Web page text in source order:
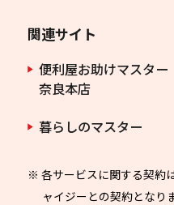
関連サイト
便利屋お助けマスター
奈良本店
暮らしのマスター
※ 各サービスに関する契約
ャイジーとの契約となり